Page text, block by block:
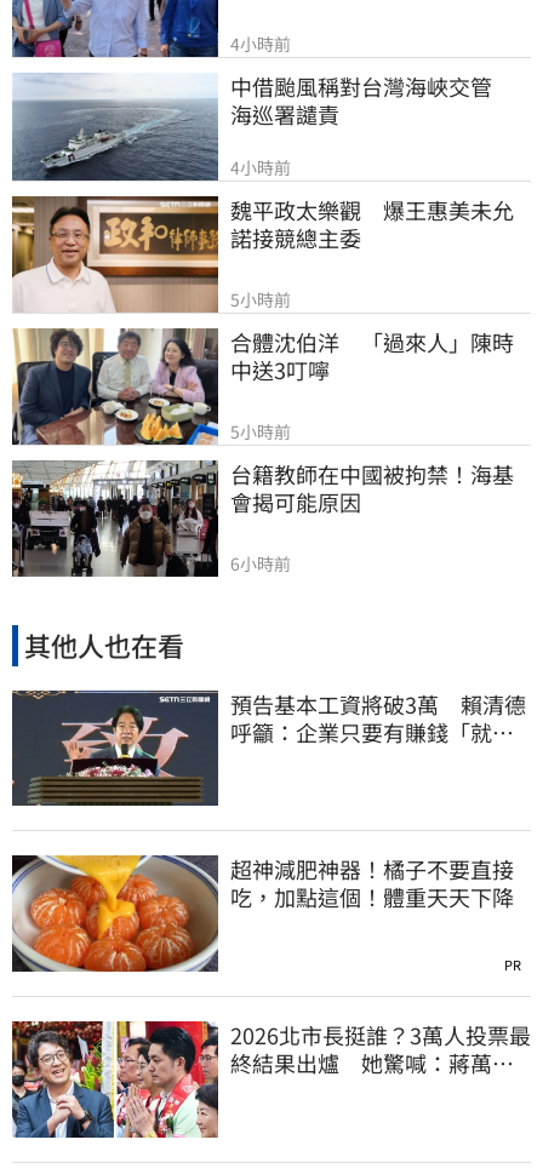
4小時前
中借颱風稱對台灣海峽交管
海巡署譴責
4小時前
魏平政太樂觀　爆王惠美未允
諾接競總主委
5小時前
合體沈伯洋　「過來人」陳時
中送3叮嚀
5小時前
台籍教師在中國被拘禁！海基
會揭可能原因
6小時前
其他人也在看
預告基本工資將破3萬 賴清德
呼籲：企業只要有賺錢「就該
超神減肥神器！橘子不要直接
吃，加點這個！體重天天下降
PR
2026北市長挺誰？3萬人投票最
終結果出爐 她驚喊：蔣萬安